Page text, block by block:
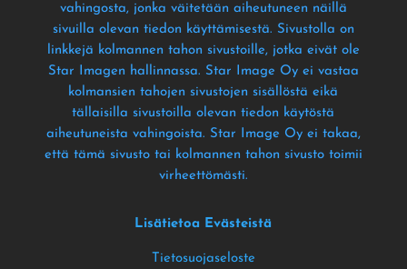
vahingosta, jonka väitetään aiheutuneen näillä
sivuilla olevan tiedon käyttämisestä. Sivustolla on
linkkejä kolmannen tahon sivustoille, jotka eivät ole
Star Imagen hallinnassa. Star Image Oy ei vastaa
kolmansien tahojen sivustojen sisällöstä eikä
tällaisilla sivustoilla olevan tiedon käytöstä
aiheutuneista vahingoista. Star Image Oy ei takaa,
että tämä sivusto tai kolmannen tahon sivusto toimii
virheettömästi.
Lisätietoa Evästeistä
Tietosuojaseloste